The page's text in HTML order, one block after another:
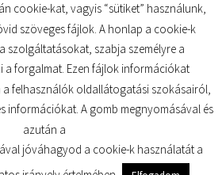
cookie-kat, vagyis “sütiket” használunk,
szöveges fájlok. A honlap a cookie-k
szolgáltatásokat, szabja személyre a
a forgalmat. Ezen fájlok információkat
felhasználók oldallátogatási szokásairól,
információkat. A gomb megnyomásával és
azután a
jóváhagyod a cookie-k használatát a